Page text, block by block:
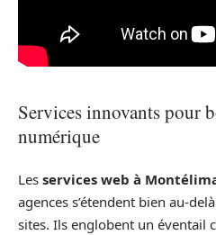
Services innovants pour
numérique
Les services web à
agences s’étendent bien au-
sites. Ils englobent un éventail